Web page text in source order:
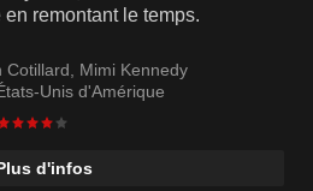
remontant le temps.
Cotillard
Mimi Kennedy
Unis d'Amérique
d'infos